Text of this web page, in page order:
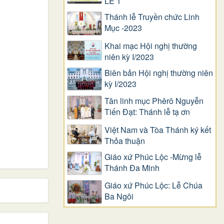
Thánh lễ Truyền chức Linh
Mục -2023
Khai mạc Hội nghị thường
niên kỳ I/2023
Biên bản Hội nghị thường niên
kỳ I/2023
Tân linh mục Phêrô Nguyễn
Tiến Đạt: Thánh lễ tạ ơn
Việt Nam và Tòa Thánh ký kết
Thỏa thuận
Giáo xứ Phúc Lộc -Mừng lễ
Thánh Đa Minh
Giáo xứ Phúc Lộc: Lễ Chúa
Ba Ngôi